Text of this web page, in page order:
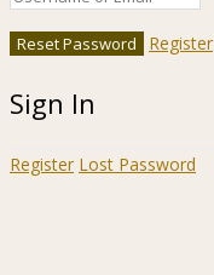
Register
Sign In
Register Lost Password